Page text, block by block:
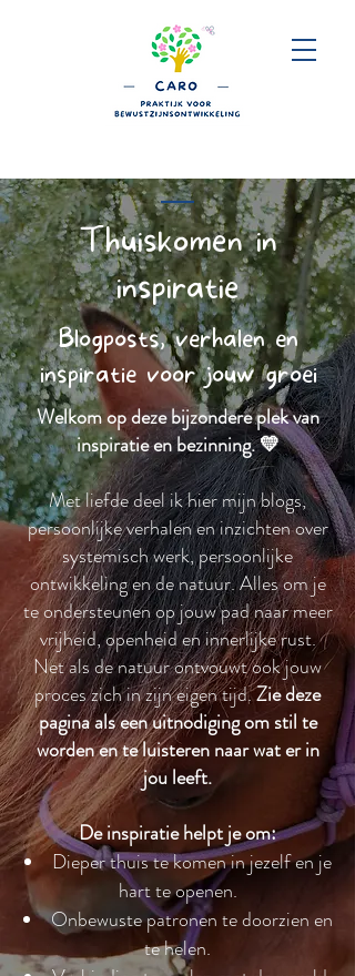
Thuiskomen in
inspiratie
Blogposts, verhalen en
inspiratie voor jouw groei
Welkom op deze bijzondere plek van
inspiratie en bezinning. 💛
Met liefde deel ik hier mijn blogs,
persoonlijke verhalen en inzichten over
systemisch werk, persoonlijke
ontwikkeling en de natuur. Alles om je
te ondersteunen op jouw pad naar meer
vrijheid, openheid en innerlijke rust.
Net als de natuur ontvouwt ook jouw
proces zich in zijn eigen tijd.Zie deze
pagina als een uitnodiging om stil te
worden en te luisteren naar wat er in
jou leeft.
De inspiratie helpt je om:
Dieper thuis te komen in jezelf en je
hart te openen.
Onbewuste patronen te doorzien en
te helen.